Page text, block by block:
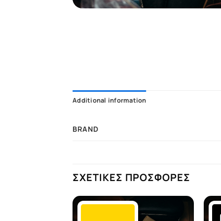
Additional information
BRAND
ΣΧΕΤΙΚΕΣ ΠΡΟΣΦΟΡΕΣ